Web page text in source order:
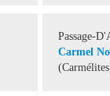
Passage-
Carmel